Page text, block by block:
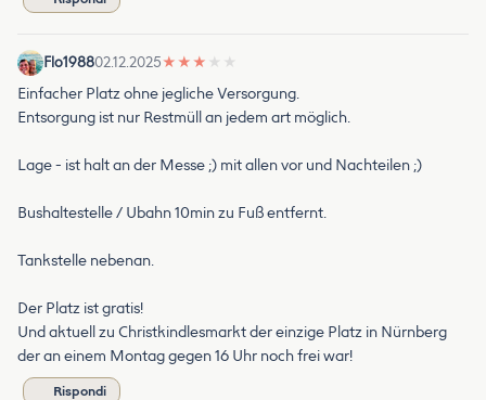
Flo198802.12.2025★ ★ ★ ★ ★
Einfacher Platz ohne jegliche Versorgung.
Entsorgung ist nur Restmüll an jedem art möglich.
Lage - ist halt an der Messe ;) mit allen vor und Nachteilen ;)
Bushaltestelle / Ubahn 10min zu Fuß entfernt.
Tankstelle nebenan.
Der Platz ist gratis!
Und aktuell zu Christkindlesmarkt der einzige Platz in Nürnberg
der an einem Montag gegen 16 Uhr noch frei war!
Rispondi